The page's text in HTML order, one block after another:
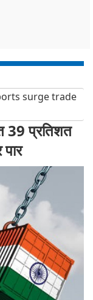
surge trade
39 प्रतिशत